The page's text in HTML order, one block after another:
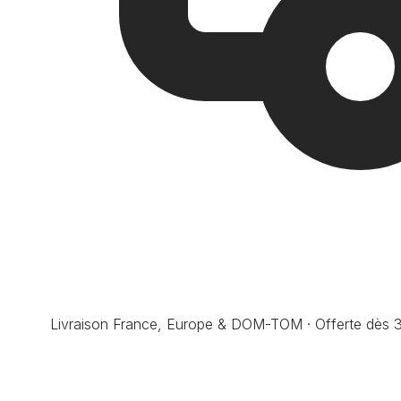
Livraison France, Europe & DOM-TOM · Offerte dès